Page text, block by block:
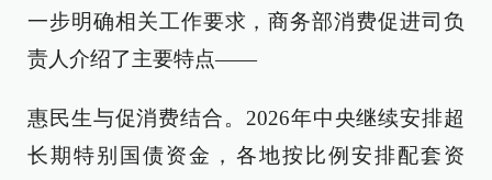
一步明确相关工作要求，商务部消费促进司负
责人介绍了主要特点——
惠民生与促消费结合。2026年中央继续安排超
长期特别国债资金，各地按比例安排配套资